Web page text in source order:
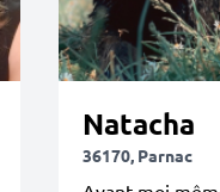
Natacha
36170, Parnac